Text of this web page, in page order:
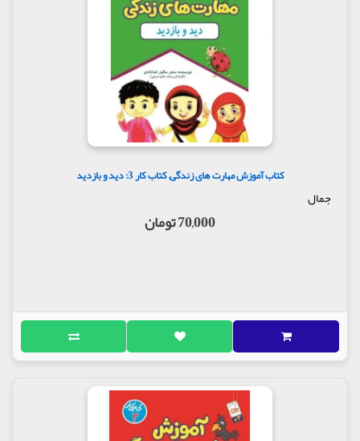
کتاب آموزش مهارت های زندگی, کتاب کار 3: دید و بازدید
جمال
70,000 تومان